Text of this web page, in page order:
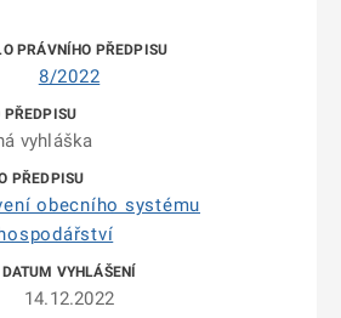
8/2022
vyhláška
obecního systému
14.12.2022